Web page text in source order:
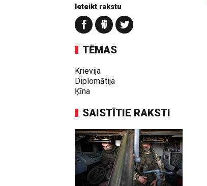
Ieteikt rakstu
TĒMAS
Krievija
Diplomātija
Ķīna
SAISTĪTIE RAKSTI